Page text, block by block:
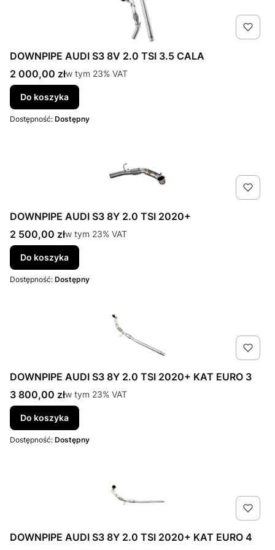
DOWNPIPE AUDI S3 8V 2.0 TSI 3.5 CALA
Cena brutto
2 000,00 złw tym %s VAT
w tym 23% VAT
Do koszyka
Dostępność: Dostępny
DOWNPIPE AUDI S3 8Y 2.0 TSI 2020+
Cena brutto
2 500,00 złw tym %s VAT
w tym 23% VAT
Do koszyka
Dostępność: Dostępny
DOWNPIPE AUDI S3 8Y 2.0 TSI 2020+ KAT EURO 3
Cena brutto
3 800,00 złw tym %s VAT
w tym 23% VAT
Do koszyka
Dostępność: Dostępny
DOWNPIPE AUDI S3 8Y 2.0 TSI 2020+ KAT EURO 4